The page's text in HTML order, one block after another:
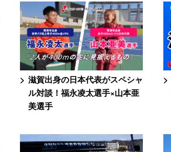
滋賀出身の日本代表がスペシャ
ル対談！福永凌太選手×山本亜
美選手